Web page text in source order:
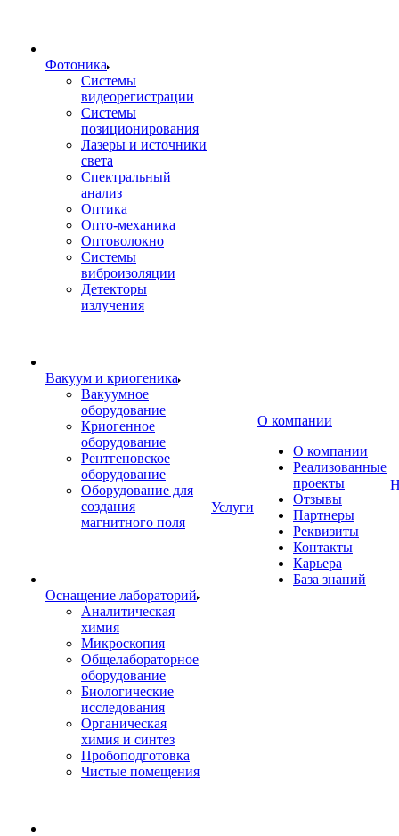
Фотоника
Cистемы
видеорегистрации
Системы
позиционирования
Лазеры и источники
света
Спектральный
анализ
Оптика
Опто-механика
Оптоволокно
Системы
виброизоляции
Детекторы
излучения
Вакуум и криогеника
Вакуумное
оборудование
Криогенное
оборудование
Рентгеновское
оборудование
Оборудование для
создания
магнитного поля
Оснащение лабораторий
Аналитическая
химия
Микроскопия
Общелабораторное
оборудование
Биологические
исследования
Органическая
химия и синтез
Пробоподготовка
Чистые помещения
Услуги
О компании
О компании
Реализованные
проекты
Отзывы
Партнеры
Реквизиты
Контакты
Карьера
База знаний